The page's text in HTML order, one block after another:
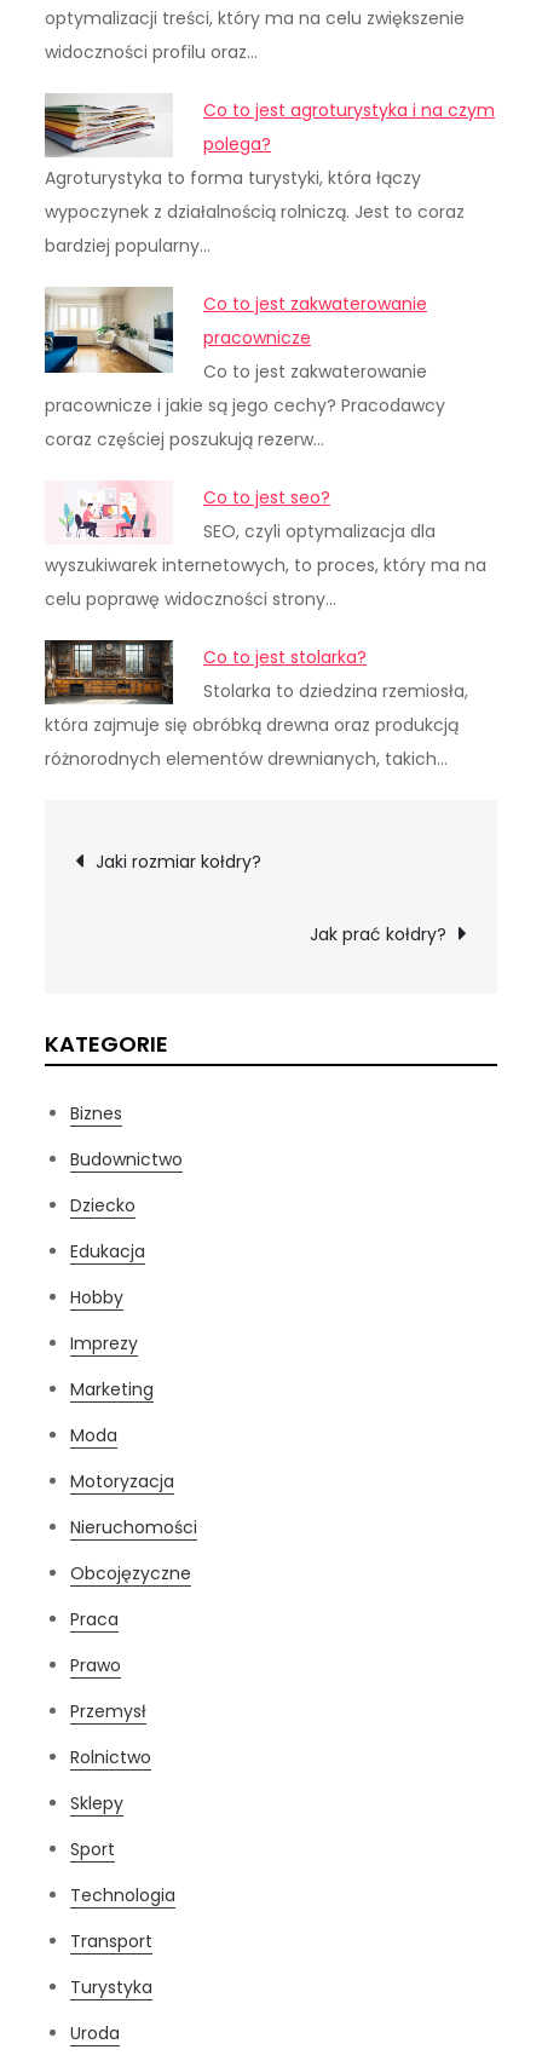
optymalizacji treści, który ma na celu zwiększenie
widoczności profilu oraz…
Co to jest agroturystyka i na czym
polega?
Agroturystyka to forma turystyki, która łączy
wypoczynek z działalnością rolniczą. Jest to coraz
bardziej popularny…
Co to jest zakwaterowanie
pracownicze
Co to jest zakwaterowanie
pracownicze i jakie są jego cechy? Pracodawcy
coraz częściej poszukują rezerw…
Co to jest seo?
SEO, czyli optymalizacja dla
wyszukiwarek internetowych, to proces, który ma na
celu poprawę widoczności strony…
Co to jest stolarka?
Stolarka to dziedzina rzemiosła,
która zajmuje się obróbką drewna oraz produkcją
różnorodnych elementów drewnianych, takich…
Nawigacja
Jaki rozmiar kołdry?
Jak prać kołdry?
KATEGORIE
Biznes
Budownictwo
Dziecko
Edukacja
Hobby
Imprezy
Marketing
Moda
Motoryzacja
Nieruchomości
Obcojęzyczne
Praca
Prawo
Przemysł
Rolnictwo
Sklepy
Sport
Technologia
Transport
Turystyka
Uroda